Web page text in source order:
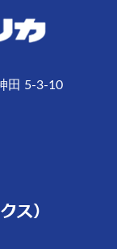
田 5-3-10